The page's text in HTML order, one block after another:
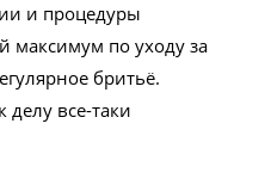
и процедуры
максимум по уходу за
бритьё.
все-таки